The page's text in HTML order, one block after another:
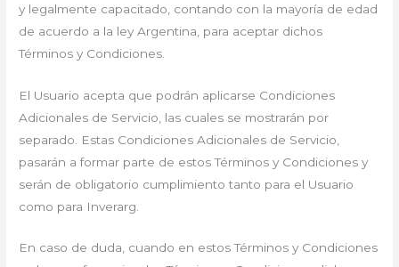
y legalmente capacitado, contando con la mayoría de edad
de acuerdo a la ley Argentina, para aceptar dichos
Términos y Condiciones.
El Usuario acepta que podrán aplicarse Condiciones
Adicionales de Servicio, las cuales se mostrarán por
separado. Estas Condiciones Adicionales de Servicio,
pasarán a formar parte de estos Términos y Condiciones y
serán de obligatorio cumplimiento tanto para el Usuario
como para Inverarg.
En caso de duda, cuando en estos Términos y Condiciones